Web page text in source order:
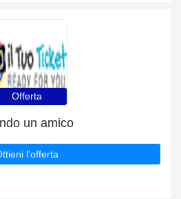
Offerta
un amico
l'offerta